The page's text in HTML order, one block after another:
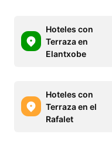
Hoteles con
Terraza en
Elantxobe
Hoteles con
Terraza en el
Rafalet